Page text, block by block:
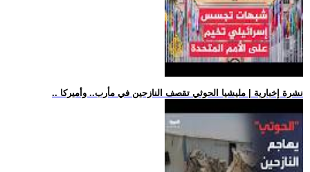
.. نشرة إخبارية | مليشيا الحوثي تقصف النازحين في مأرب.. وأميركا